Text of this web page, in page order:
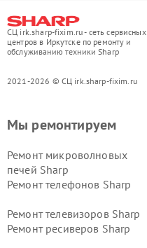
СЦ irk.sharp-fixim.ru - сеть сервисных
центров в Иркутске по ремонту и
обслуживанию техники Sharp
2021-2026 © СЦ irk.sharp-fixim.ru
Мы ремонтируем
Ремонт микроволновых
печей Sharp
Ремонт телефонов Sharp
Ремонт телевизоров Sharp
Ремонт ресиверов Sharp